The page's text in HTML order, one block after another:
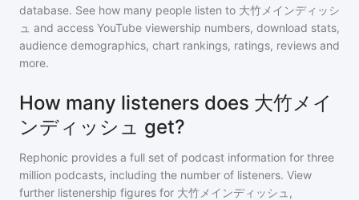
database. See how many people listen to 大竹メインディッシ
ュ and access YouTube viewership numbers, download stats,
audience demographics, chart rankings, ratings, reviews and
more.
How many listeners does 大竹メイ
ンディッシュ get?
Rephonic provides a full set of podcast information for three
million podcasts, including the number of listeners. View
further listenership figures for 大竹メインディッシュ ,